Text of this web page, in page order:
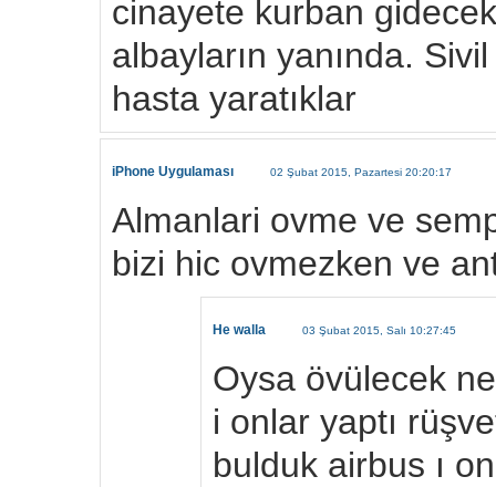
cinayete kurban
albayların yanında.
hasta yaratıklar
iPhone Uygulaması 02 Şubat 2015, Pazartesi 20:20:17
Almanlari ovme ve
bizi hic ovmezken ve
He walla 03 Şubat 2015, Salı 10:27:45
Oysa övülecek
i onlar yaptı
bulduk airbus ı